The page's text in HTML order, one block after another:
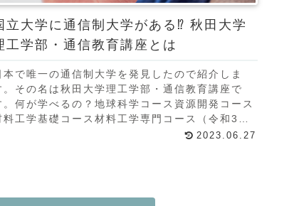
立大学に通信制大学がある⁉ 秋田大学
工学部・通信教育講座とは
本で唯一の通信制大学を発見したので紹介しま
。その名は秋田大学理工学部・通信教育講座で
。何が学べるの？地球科学コース資源開発コース
料工学基礎コース材料工学専門コース（令和3年
止）電気・電子基礎コース電気系専門コース電子
2023.06.27